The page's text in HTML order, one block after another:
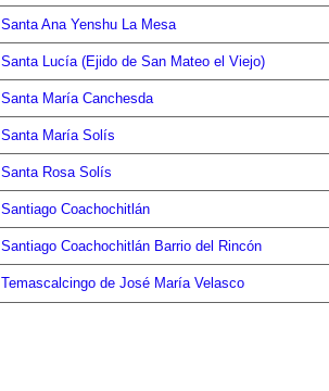
Santa Ana Yenshu La Mesa
Santa Lucía (Ejido de San Mateo el Viejo)
Santa María Canchesda
Santa María Solís
Santa Rosa Solís
Santiago Coachochitlán
Santiago Coachochitlán Barrio del Rincón
Temascalcingo de José María Velasco